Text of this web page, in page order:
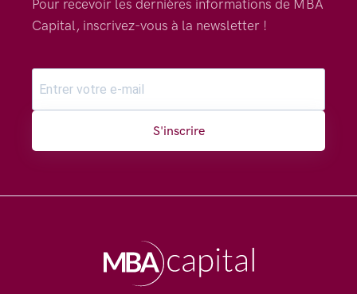
Pour recevoir les dernières informations de MBA
Capital, inscrivez-vous à la newsletter !
S'inscrire